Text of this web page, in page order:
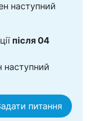
наступний
після 04
наступний
питання